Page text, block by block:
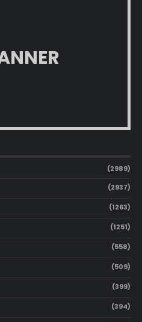
(2989)
(2937)
(1263)
(1251)
(558)
(509)
(399)
(394)